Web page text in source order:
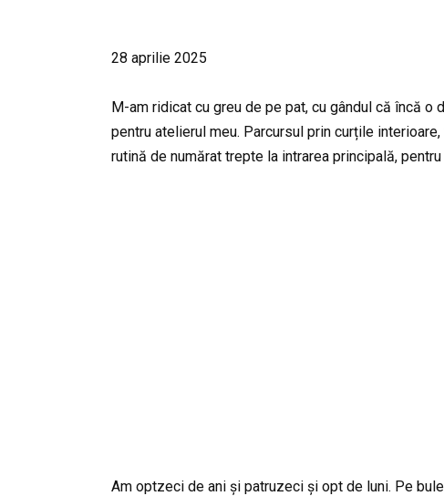
28 aprilie 2025
M-am ridicat cu greu de pe pat, cu gândul că încă
pentru atelierul meu. Parcursul prin curțile
rutină de numărat trepte la intrarea principală,
Am optzeci de ani și patruzeci și opt de luni. Pe